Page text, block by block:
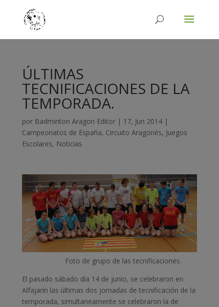
ÚLTIMAS
TECNIFICACIONES DE LA
TEMPORADA.
por Badminton Aragon Editor| 17, Jun 2014|
Campeonatos de España, Circuito Aragonés, Juegos
Escolares, Noticias
Foto de grupo de las tecnificaciones.
El pasado sábado día 14 de junio, se celebraron en
Alfajarín las últimas dos jornadas de tecnificación de la
temporada, simultaneamente se celebraron la de